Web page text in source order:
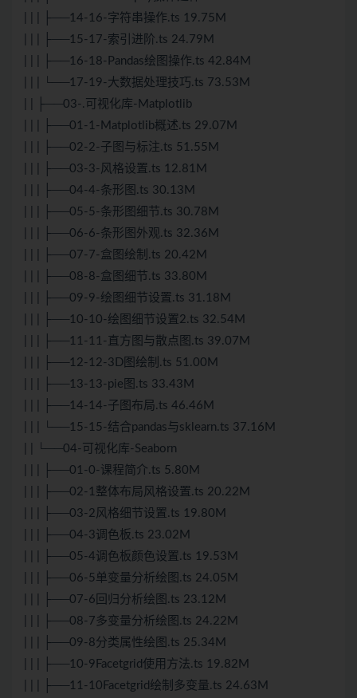
| | | ├──14-16-字符串操作.ts 19.75M
| | | ├──15-17-索引进阶.ts 24.79M
| | | ├──16-18-Pandas绘图操作.ts 42.84M
| | | └──17-19-大数据处理技巧.ts 73.53M
| | ├──03-.可视化库-Matplotlib
| | | ├──01-1-Matplotlib概述.ts 29.07M
| | | ├──02-2-子图与标注.ts 51.55M
| | | ├──03-3-风格设置.ts 12.81M
| | | ├──04-4-条形图.ts 30.13M
| | | ├──05-5-条形图细节.ts 30.78M
| | | ├──06-6-条形图外观.ts 32.36M
| | | ├──07-7-盒图绘制.ts 20.42M
| | | ├──08-8-盒图细节.ts 33.80M
| | | ├──09-9-绘图细节设置.ts 31.18M
| | | ├──10-10-绘图细节设置2.ts 32.54M
| | | ├──11-11-直方图与散点图.ts 39.07M
| | | ├──12-12-3D图绘制.ts 51.00M
| | | ├──13-13-pie图.ts 33.43M
| | | ├──14-14-子图布局.ts 46.46M
| | | └──15-15-结合pandas与sklearn.ts 37.16M
| | └──04-可视化库-Seaborn
| | | ├──01-0-课程简介.ts 5.80M
| | | ├──02-1整体布局风格设置.ts 20.22M
| | | ├──03-2风格细节设置.ts 19.80M
| | | ├──04-3调色板.ts 23.02M
| | | ├──05-4调色板颜色设置.ts 19.53M
| | | ├──06-5单变量分析绘图.ts 24.05M
| | | ├──07-6回归分析绘图.ts 23.12M
| | | ├──08-7多变量分析绘图.ts 24.22M
| | | ├──09-8分类属性绘图.ts 25.34M
| | | ├──10-9Facetgrid使用方法.ts 19.82M
| | | ├──11-10Facetgrid绘制多变量.ts 24.63M